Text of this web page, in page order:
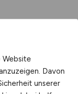
im
zur
klassischen
mit
Website
Davon
unserer